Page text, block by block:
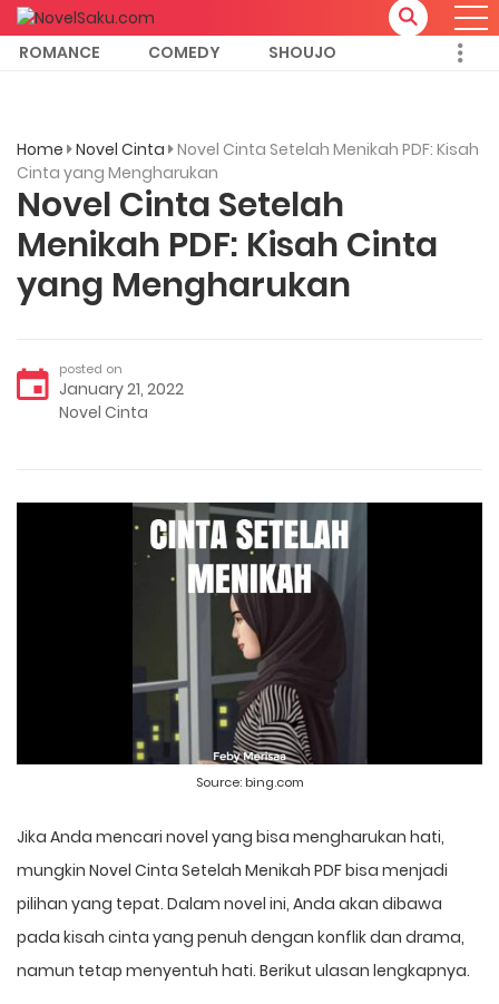
ROMANCE COMEDY SHOUJO
Home Novel Cinta Novel Cinta Setelah Menikah PDF: Kisah
Cinta yang Mengharukan
Novel Cinta Setelah
Menikah PDF: Kisah Cinta
yang Mengharukan
posted on
January 21, 2022
Novel Cinta
Source: bing.com
Jika Anda mencari novel yang bisa mengharukan hati,
mungkin Novel Cinta Setelah Menikah PDF bisa menjadi
pilihan yang tepat. Dalam novel ini, Anda akan dibawa
pada kisah cinta yang penuh dengan konflik dan drama,
namun tetap menyentuh hati. Berikut ulasan lengkapnya.